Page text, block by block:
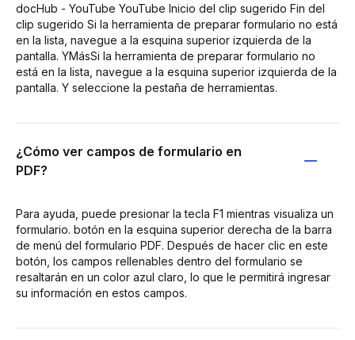
docHub - YouTube YouTube Inicio del clip sugerido Fin del
clip sugerido Si la herramienta de preparar formulario no está
en la lista, navegue a la esquina superior izquierda de la
pantalla. YMásSi la herramienta de preparar formulario no
está en la lista, navegue a la esquina superior izquierda de la
pantalla. Y seleccione la pestaña de herramientas.
¿Cómo ver campos de formulario en
PDF?
Para ayuda, puede presionar la tecla F1 mientras visualiza un
formulario. botón en la esquina superior derecha de la barra
de menú del formulario PDF. Después de hacer clic en este
botón, los campos rellenables dentro del formulario se
resaltarán en un color azul claro, lo que le permitirá ingresar
su información en estos campos.